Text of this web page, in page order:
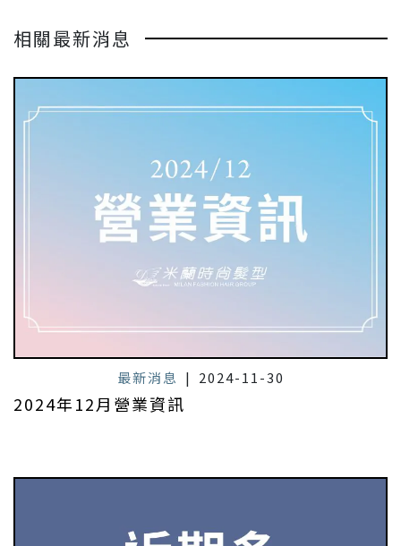
相關最新消息
最新消息 | 2024-11-30
2024年12月營業資訊